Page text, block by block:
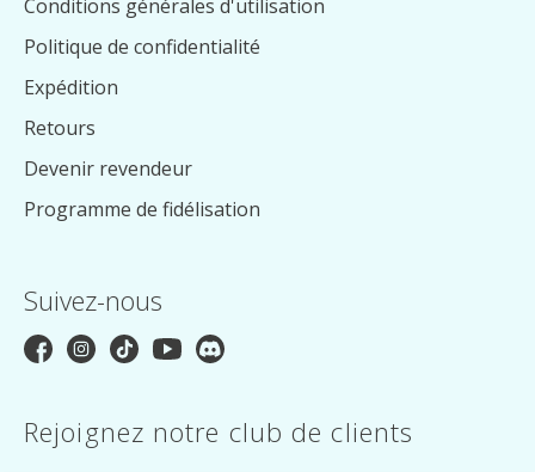
Conditions générales d'utilisation
Politique de confidentialité
Expédition
Retours
Devenir revendeur
Programme de fidélisation
Suivez-nous
Rejoignez notre club de clients